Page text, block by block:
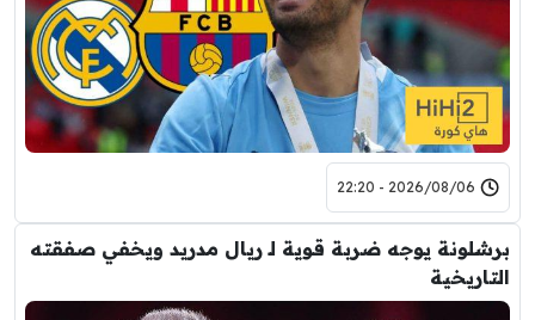
2026/08/06 - 22:20
برشلونة يوجه ضربة قوية لـ ريال مدريد ويخفي صفقته
التاريخية